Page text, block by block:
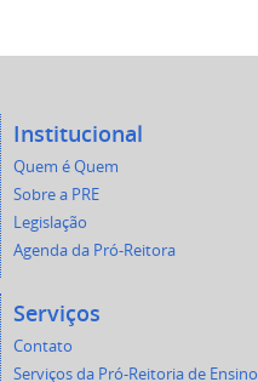
Institucional
Quem é Quem
Sobre a PRE
Legislação
Agenda da Pró-Reitora
Serviços
Contato
Serviços da Pró-Reitoria de Ensino